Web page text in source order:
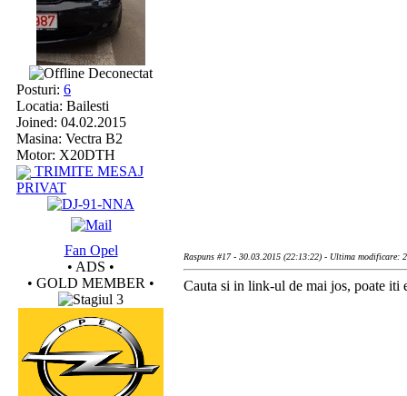
Deconectat
Posturi: 6
Locatia: Bailesti
Joined: 04.02.2015
Masina: Vectra B2
Motor: X20DTH
TRIMITE MESAJ
PRIVAT
Fan Opel
• ADS •
• GOLD MEMBER •
Raspuns #17 - 30.03.2015 (22:13:22) - Ultima modificare:
Cauta si in link-ul de mai jos, poate iti